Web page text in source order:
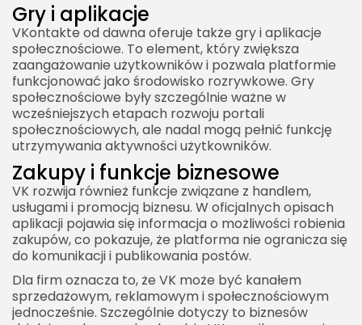
Gry i aplikacje
VKontakte od dawna oferuje także gry i aplikacje
społecznościowe. To element, który zwiększa
zaangażowanie użytkowników i pozwala platformie
funkcjonować jako środowisko rozrywkowe. Gry
społecznościowe były szczególnie ważne w
wcześniejszych etapach rozwoju portali
społecznościowych, ale nadal mogą pełnić funkcję
utrzymywania aktywności użytkowników.
Zakupy i funkcje biznesowe
VK rozwija również funkcje związane z handlem,
usługami i promocją biznesu. W oficjalnych opisach
aplikacji pojawia się informacja o możliwości robienia
zakupów, co pokazuje, że platforma nie ogranicza się
do komunikacji i publikowania postów.
Dla firm oznacza to, że VK może być kanałem
sprzedażowym, reklamowym i społecznościowym
jednocześnie. Szczególnie dotyczy to biznesów